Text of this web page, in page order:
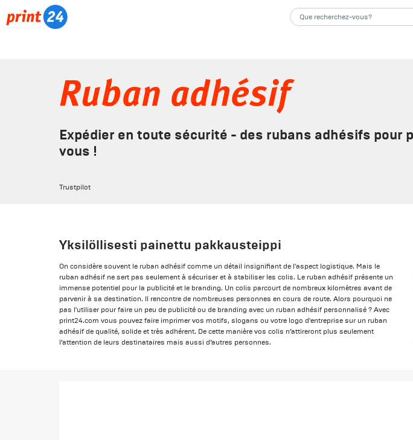
Ruban adhésif
Expédier en toute sécurité - des rubans adhésifs pour
vous !
Trustpilot
Yksilöllisesti painettu pakkausteippi
On considère souvent le ruban adhésif comme un détail insignifiant de l'aspect logistique. Mais le
ruban adhésif ne sert pas seulement à sécuriser et à stabiliser les colis. Le ruban adhésif présente un
immense potentiel pour la publicité et le branding. Un colis parcourt de nombreux kilomètres avant de
parvenir à sa destination. Il rencontre de nombreuses personnes en cours de route. Alors pourquoi ne
pas l'utiliser pour faire un peu de publicité ou de branding avec un ruban adhésif personnalisé ? Avec
print24.com vous pouvez faire imprimer vos motifs, slogans ou votre logo d'entreprise sur un ruban
adhésif de qualité, solide et très adhérent. De cette manière vos colis n’attireront plus seulement
l’attention de leurs destinataires mais aussi d’autres personnes.